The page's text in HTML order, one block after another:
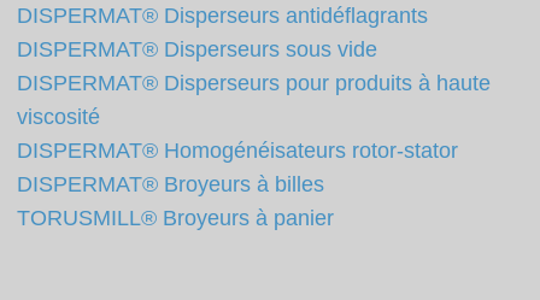
DISPERMAT® Disperseurs antidéflagrants
DISPERMAT® Disperseurs sous vide
DISPERMAT® Disperseurs pour produits à haute
viscosité
DISPERMAT® Homogénéisateurs rotor-stator
DISPERMAT® Broyeurs à billes
TORUSMILL® Broyeurs à panier